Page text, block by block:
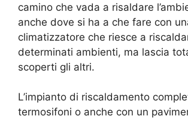
camino che vada a risaldare
anche dove si ha a che fare con
climatizzatore che riesce a
determinati ambienti, ma lascia
scoperti gli altri.
L’impianto di riscaldamento
termosifoni o anche con un